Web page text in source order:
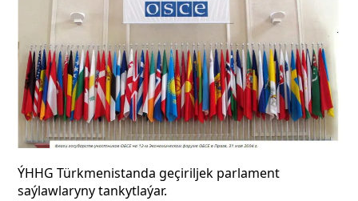
ÝHHG Türkmenistanda geçiriljek parlament
saýlawlaryny tankytlaýar.